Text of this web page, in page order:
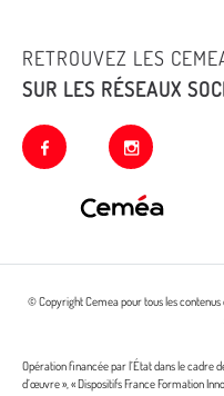
RETROUVEZ LES
SUR LES RÉSEAUX
facebook instagram
© Copyright Cemea pour tous les contenus
Opération financée par l’État dans le cadre
d’œuvre », « Dispositifs France Formation